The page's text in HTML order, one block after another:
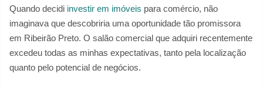
Quando decidi investir em imóveis para comércio, não
imaginava que descobriria uma oportunidade tão promissora
em Ribeirão Preto. O salão comercial que adquiri recentemente
excedeu todas as minhas expectativas, tanto pela localização
quanto pelo potencial de negócios.